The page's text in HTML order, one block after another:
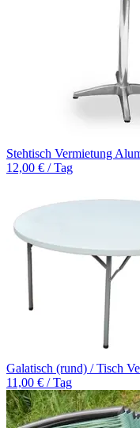
Stehtisch Vermietung
12,00 € / Tag
Galatisch (rund) / Tisch
11,00 € / Tag